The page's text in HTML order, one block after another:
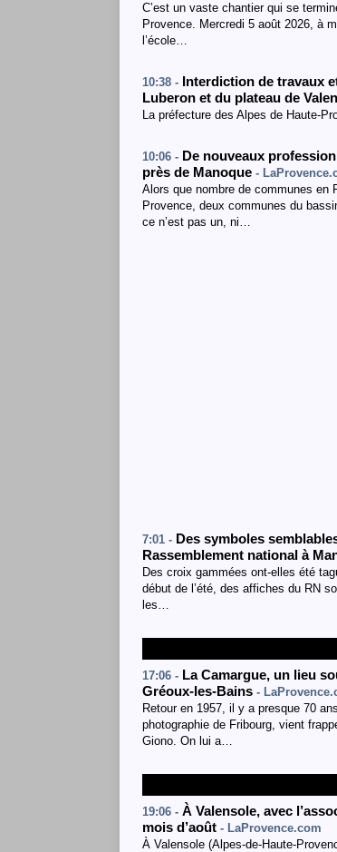
C’est un vaste chantier qui se
Provence. Mercredi 5 août 2026, à
l’école…
10:38 - Interdiction de travaux
Luberon et du plateau de
La préfecture des Alpes de Haute-
10:06 - De nouveaux
près de Manoque -
Alors que nombre de communes en
Provence, deux communes du
ce n’est pas un, ni…
7:01 - Des symboles
Rassemblement national à
Des croix gammées ont-elles été
début de l’été, des affiches du RN
les…
17:06 - La Camargue, un lieu
Gréoux-les-Bains -
Retour en 1957, il y a presque 70
photographie de Fribourg, vient
Giono. On lui a…
19:06 - À Valensole, avec
mois d’août - LaProvence.com
À Valensole (Alpes-de-Haute-